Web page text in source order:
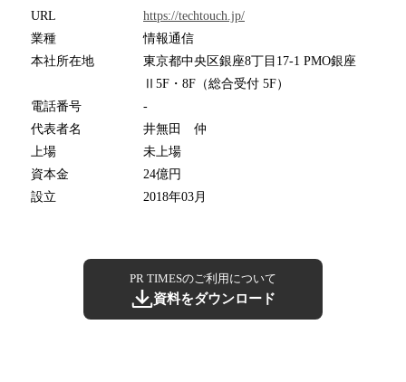
URL
https://techtouch.jp/
業種
情報通信
本社所在地
東京都中央区銀座8丁目17-1 PMO銀座
Ⅱ5F・8F（総合受付 5F）
電話番号
-
代表者名
井無田 仲
上場
未上場
資本金
24億円
設立
2018年03月
PR TIMESのご利用について
資料をダウンロード